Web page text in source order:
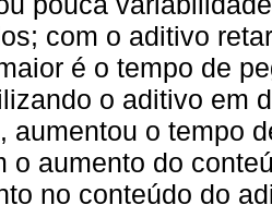
com o aditivo
é o tempo de
o aditivo em
aumentou o tempo
o aumento do
no conteúdo do